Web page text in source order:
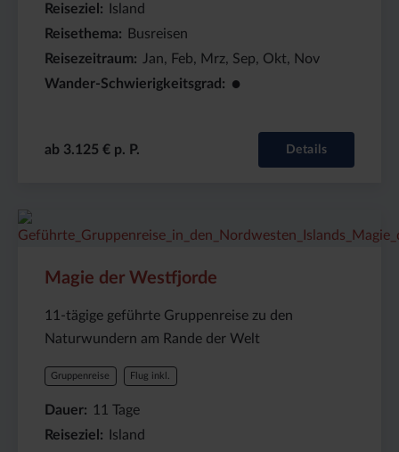
Reiseziel
Island
Reisethema
Busreisen
Reisezeitraum
Jan, Feb, Mrz, Sep, Okt, Nov
Wander-Schwierigkeitsgrad
●
ab 3.125 € p. P. Details
Magie der Westfjorde
11-tägige geführte Gruppenreise zu den
Naturwundern am Rande der Welt
Gruppenreise Flug inkl.
Dauer 11 Tage
Reiseziel
Island
Preis
(ab):
Dauer:
11
Reiseziel
Island